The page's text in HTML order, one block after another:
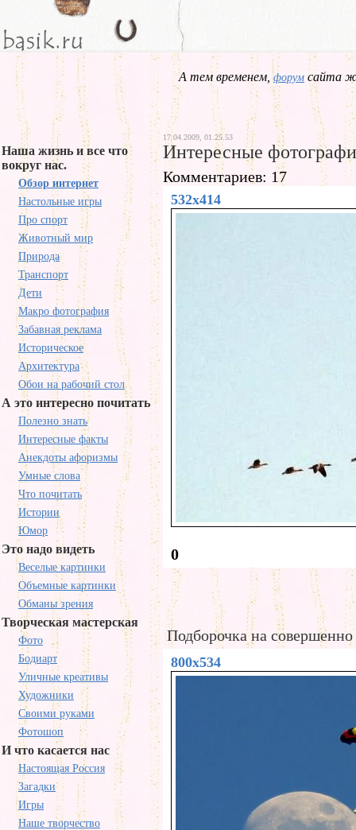
А тем временем,форум сайта
Наша жизнь и все что
вокруг нас.
Обзор интернет
Настольные игры
Про спорт
Животный мир
Природа
Транспорт
Дети
Макро фотография
Забавная реклама
Историческое
Архитектура
Обои на рабочий стол
А это интересно почитать
Полезно знать
Интересные факты
Анекдоты афоризмы
Умные слова
Что почитать
Истории
Юмор
Это надо видеть
Веселые картинки
Объемные картинки
Обманы зрения
Творческая мастерская
Фото
Бодиарт
Уличные креативы
Художники
Своими руками
Фотошоп
И что касается нас
Настоящая Россия
Загадки
Игры
Наше творчество
17.04.2009, 01.25.53
Интересные
Комментариев: 17
532x414
0
Подборочка на
800x534